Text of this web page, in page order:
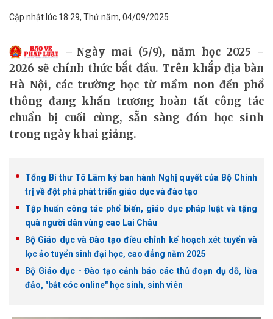
Cập nhật lúc 18:29, Thứ năm, 04/09/2025
Ngày mai (5/9), năm học 2025 -
2026 sẽ chính thức bắt đầu. Trên khắp địa bàn
Hà Nội, các trường học từ mầm non đến phổ
thông đang khẩn trương hoàn tất công tác
chuẩn bị cuối cùng, sẵn sàng đón học sinh
trong ngày khai giảng.
Tổng Bí thư Tô Lâm ký ban hành Nghị quyết của Bộ Chính
trị về đột phá phát triển giáo dục và đào tạo
Tập huấn công tác phổ biến, giáo dục pháp luật và tặng
quà người dân vùng cao Lai Châu
Bộ Giáo dục và Đào tạo điều chỉnh kế hoạch xét tuyển và
lọc ảo tuyển sinh đại học, cao đẳng năm 2025
Bộ Giáo dục - Đào tạo cảnh báo các thủ đoạn dụ dỗ, lừa
đảo, "bắt cóc online" học sinh, sinh viên